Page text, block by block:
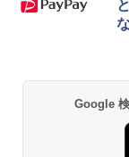
Google